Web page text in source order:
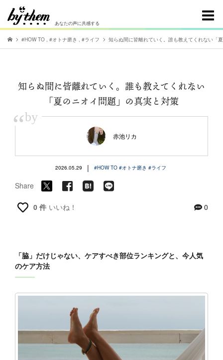
あなたの声に共感する
#HOW TO , #オトナ磨き , #ライフ 知らぬ間に皆離れていく。誰も教えてくれない「
知らぬ間に皆離れていく。誰も教えてくれない
「夏のニオイ問題」の真実と対策
“by
赤池リカ
2026.05.29 | #HOW TO #オトナ磨き #ライフ
Share
0 件 いいね！ 0
「脇」だけじゃない、ケアすべき部位ランキングと、今人気
のケア方法